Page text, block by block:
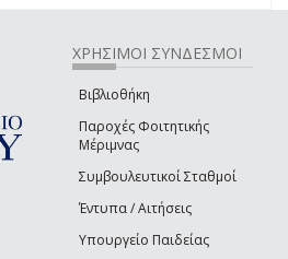
ΧΡΗΣΙΜΟΙ ΣΥΝΔΕΣΜΟΙ
Βιβλιοθήκη
Παροχές Φοιτητικής
Μέριμνας
Συμβουλευτικοί Σταθμοί
Έντυπα / Αιτήσεις
Υπουργείο Παιδείας